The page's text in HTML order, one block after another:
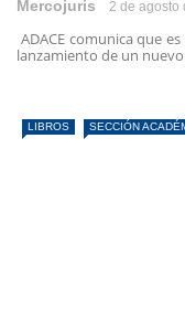
Mercojuris 2 de agosto
ADACE comunica que
lanzamiento de un
LIBROS SECCIÓN